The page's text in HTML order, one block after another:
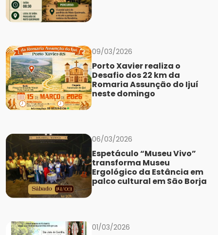
09/03/2026
Porto Xavier realiza o
Desafio dos 22 km da
Romaria Assunção do Ijuí
neste domingo
06/03/2026
Espetáculo “Museu Vivo”
transforma Museu
Ergológico da Estância em
palco cultural em São Borja
01/03/2026